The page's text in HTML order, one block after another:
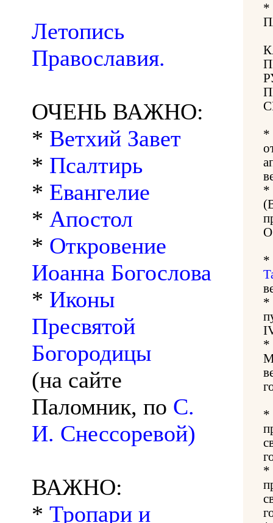
Летопись
Православия.
ОЧЕНЬ ВАЖНО:
* Ветхий Завет
* Псалтирь
* Евангелие
* Апостол
* Откровение
Иоанна Богослова
* Иконы
Пресвятой
Богородицы
(на сайте
Паломник, по С.
И. Снессоревой)
ВАЖНО:
* Тропари и
*
*
*
*
*
*
*
*